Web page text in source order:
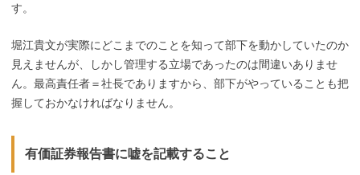
す。
堀江貴文が実際にどこまでのことを知って部下を動かしていたのか
見えませんが、しかし管理する立場であったのは間違いありませ
ん。 最高責任者＝社長でありますから、部下がやっていることも把
握しておかなければなりません。
有価証券報告書に嘘を記載すること